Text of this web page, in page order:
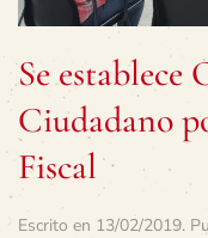
Se establece
Ciudadano
Fiscal
Escrito en 13/02/2019.